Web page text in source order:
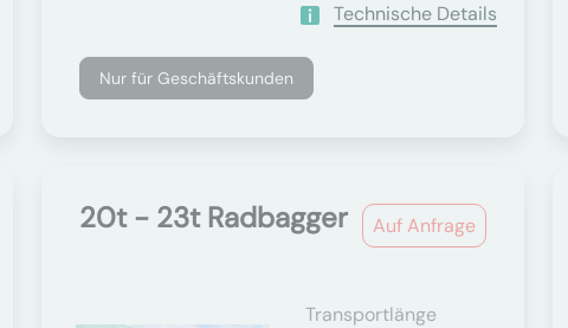
Technische Details
Nur für Geschäftskunden
Auf Anfrage
20t - 23t Radbagger
Transportlänge